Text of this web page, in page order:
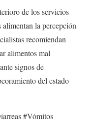
de los servicios
la percepción
recomiendan
alimentos mal
signos de
del estado
#Vómitos